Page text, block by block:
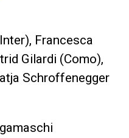
Francesca
Gilardi (Como),
Schroffenegger